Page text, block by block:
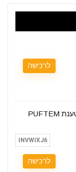
לרכישה
מברשת קרצוף חשמלית נטענת PUFTEM
INVWIXJ6
לרכישה